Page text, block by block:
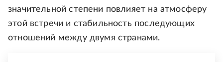
значительной степени повлияет на атмосферу
этой встречи и стабильность последующих
отношений между двумя странами.